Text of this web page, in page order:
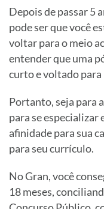
Depois de passar 5
pode ser que você
voltar para o meio
entender que uma
curto e voltado para
Portanto, seja para
para se especializar
afinidade para sua
para seu currículo.
No Gran, você
18 meses,